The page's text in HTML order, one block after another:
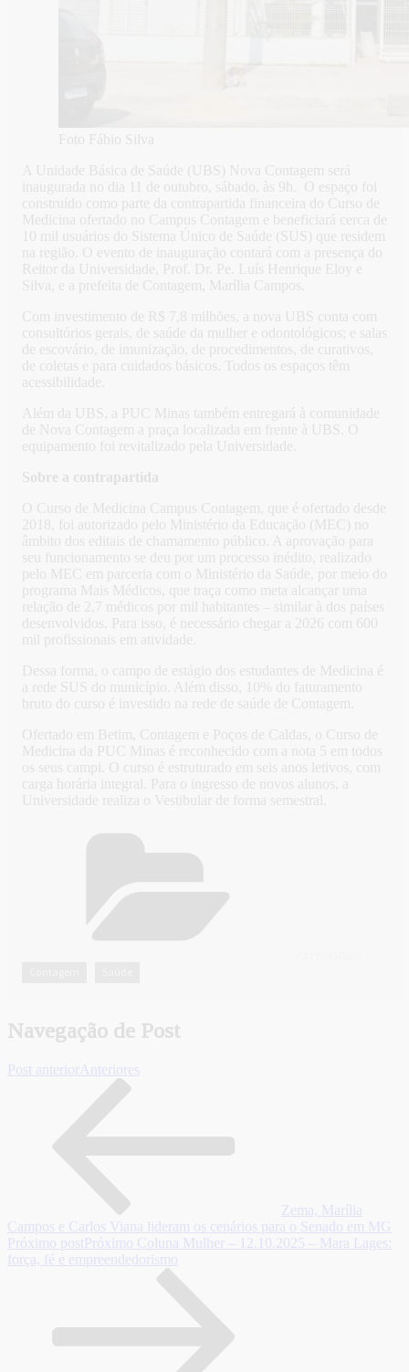
Foto Fábio Silva
A Unidade Básica de Saúde (UBS) Nova Contagem será
inaugurada no dia 11 de outubro, sábado, às 9h. O espaço foi
construído como parte da contrapartida financeira do Curso de
Medicina ofertado no Campus Contagem e beneficiará cerca de
10 mil usuários do Sistema Único de Saúde (SUS) que residem
na região. O evento de inauguração contará com a presença do
Reitor da Universidade, Prof. Dr. Pe. Luís Henrique Eloy e
Silva, e a prefeita de Contagem, Marília Campos.
Com investimento de R$ 7,8 milhões, a nova UBS conta com
consultórios gerais, de saúde da mulher e odontológicos; e salas
de escovário, de imunização, de procedimentos, de curativos,
de coletas e para cuidados básicos. Todos os espaços têm
acessibilidade.
Além da UBS, a PUC Minas também entregará à comunidade
de Nova Contagem a praça localizada em frente à UBS. O
equipamento foi revitalizado pela Universidade.
Sobre a contrapartida
O Curso de Medicina Campus Contagem, que é ofertado desde
2018, foi autorizado pelo Ministério da Educação (MEC) no
âmbito dos editais de chamamento público. A aprovação para
seu funcionamento se deu por um processo inédito, realizado
pelo MEC em parceria com o Ministério da Saúde, por meio do
programa Mais Médicos, que traça como meta alcançar uma
relação de 2,7 médicos por mil habitantes – similar à dos países
desenvolvidos. Para isso, é necessário chegar a 2026 com 600
mil profissionais em atividade.
Dessa forma, o campo de estágio dos estudantes de Medicina é
a rede SUS do município. Além disso, 10% do faturamento
bruto do curso é investido na rede de saúde de Contagem.
Ofertado em Betim, Contagem e Poços de Caldas, o Curso de
Medicina da PUC Minas é reconhecido com a nota 5 em todos
os seus campi. O curso é estruturado em seis anos letivos, com
carga horária integral. Para o ingresso de novos alunos, a
Universidade realiza o Vestibular de forma semestral.
Navegação de Post
Post anterior Anteriores
Zema, Marília
Campos e Carlos Viana lideram os cenários para o Senado em MG
Próximo post Próximo Coluna Mulher – 12.10.2025 – Mara Lages:
força, fé e empreendedorismo